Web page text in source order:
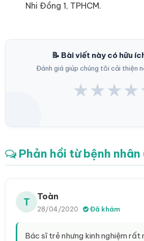
Nhi Đồng 1, TPHCM.
📝 Bài viết này có hữu
Đánh giá giúp chúng tôi cải thiện
★★★★
Phản hồi từ bệnh
T Toàn
28/04/2020 Đã khám
Bác sĩ trẻ nhưng kinh nghiệm rất